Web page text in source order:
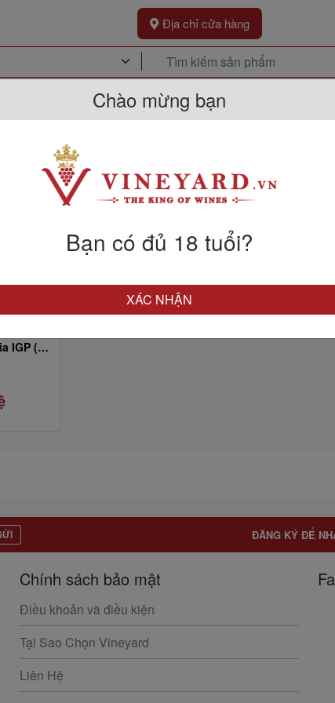
Địa chỉ cửa hàng
Sự Kiện
THƯƠNG HIỆU QUARANTA
40 Primitivo Puglia IGP (chai vàng)
ĐĂNG KÝ ĐỂ
Chính sách bảo mật
Điều khoản và điều kiện
Tại Sao Chọn Vineyard
Liên Hệ
Chào mừng bạn
Bạn có đủ 18 tuổi?
XÁC NHẬN